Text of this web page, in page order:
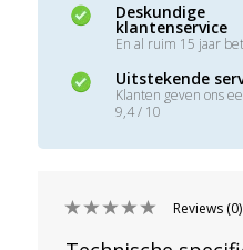
Deskundige
klantenservice
En al ruim 15 jaar
Uitstekende
Klanten geven ons
9,4 / 10
Reviews (0)